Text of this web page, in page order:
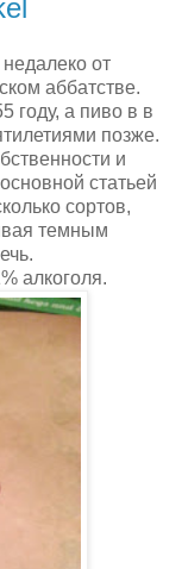
от
аббатстве.
году, а пиво в в
позже.
и
статьей
сортов,
темным
алкоголя.